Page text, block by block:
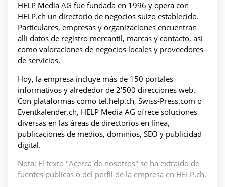
HELP Media AG fue fundada en 1996 y opera con
HELP.ch un directorio de negocios suizo establecido.
Particulares, empresas y organizaciones encuentran
allí datos de registro mercantil, marcas y contacto, así
como valoraciones de negocios locales y proveedores
de servicios.
Hoy, la empresa incluye más de 150 portales
informativos y alrededor de 2'500 direcciones web.
Con plataformas como tel.help.ch, Swiss-Press.com o
Eventkalender.ch, HELP Media AG ofrece soluciones
diversas en las áreas de directorios en línea,
publicaciones de medios, dominios, SEO y publicidad
digital.
Nota: El texto "Acerca de nosotros" se ha extraído de
fuentes públicas o del perfil de la empresa en HELP.ch.